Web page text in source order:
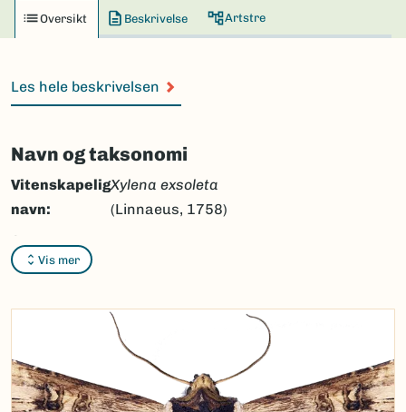
Oversikt Beskrivelse Artstre
Les hele beskrivelsen
Navn og taksonomi
Vis mer
Vitenskapelig
navn:
Xylena exsoleta
(Linnaeus, 1758)
Synonymer:
Bokmål:ringkvistfly
Nynorsk:ringkvistfly
Nordsamisk/Davvisámegiella:
Ingen
Vitenskapelig navn ID:
Takson ID:30796